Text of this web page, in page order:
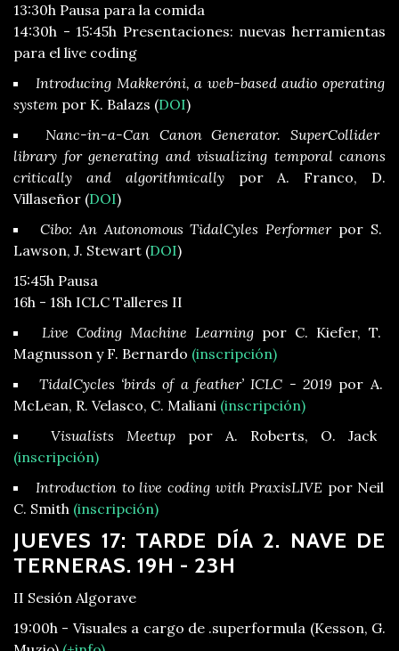
13:30h Pausa para la comida
14:30h - 15:45h Presentaciones: nuevas herramientas
para el live coding
Introducing Makkeróni, a web-based audio operating
system por K. Balazs (DOI)
Nanc-in-a-Can Canon Generator. SuperCollider
library for generating and visualizing temporal canons
critically and algorithmicallypor A. Franco, D.
Villaseñor (DOI)
Cibo: An Autonomous TidalCyles Performerpor S.
Lawson, J. Stewart (DOI)
15:45h Pausa
16h - 18h ICLC Talleres II
Live Coding Machine Learning por C. Kiefer, T.
Magnusson y F. Bernardo (inscripción)
TidalCycles ‘birds of a feather’ ICLC - 2019 por A.
McLean, R. Velasco, C. Maliani (inscripción)
Visualists Meetup por A. Roberts, O. Jack
(inscripción)
Introduction to live coding with PraxisLIVE por Neil
C. Smith (inscripción)
JUEVES 17: TARDE DÍA 2. NAVE DE
TERNERAS. 19H - 23H
II Sesión Algorave
19:00h - Visuales a cargo de .superformula (Kesson, G.